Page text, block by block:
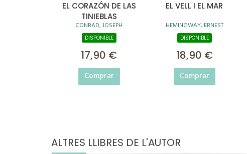
EL CORAZÓN DE LAS
TINIEBLAS
CONRAD, JOSEPH
DISPONIBLE
17,90 €
Comprar
EL VELL I EL MAR
HEMINGWAY, ERNEST
DISPONIBLE
18,90 €
Comprar
ALTRES LLIBRES DE L'AUTOR